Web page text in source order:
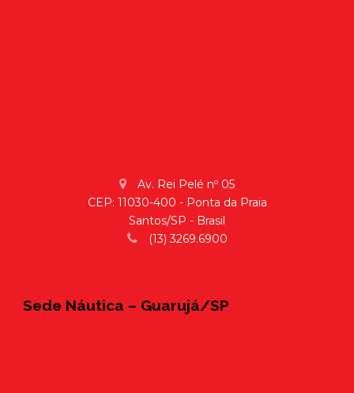
Av. Rei Pelé nº 05
CEP: 11030-400 - Ponta da Praia
Santos/SP - Brasil
(13) 3269.6900
Sede Náutica – Guarujá/SP